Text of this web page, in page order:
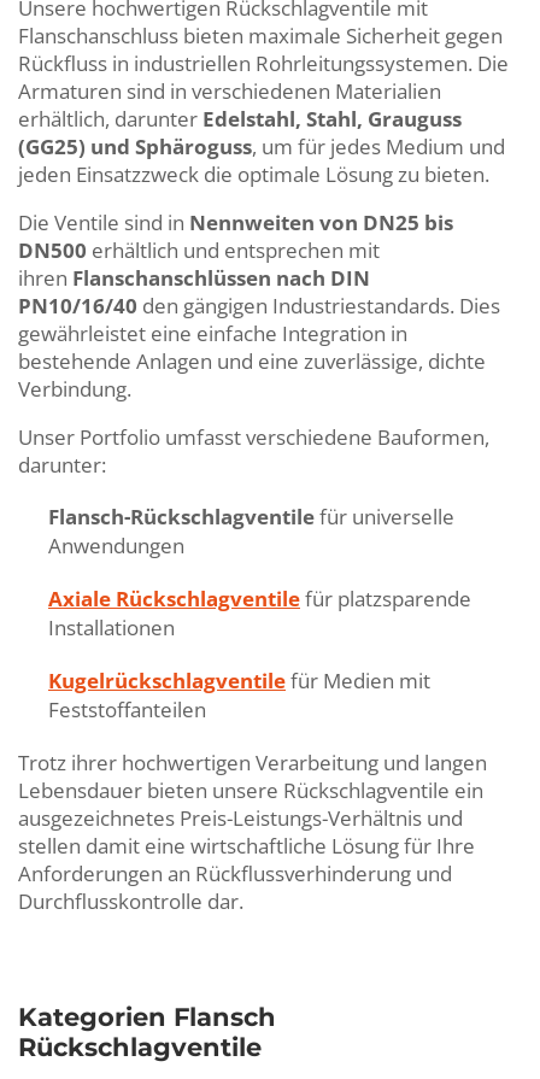
Unsere hochwertigen Rückschlagventile mit
Flanschanschluss bieten maximale Sicherheit gegen
Rückfluss in industriellen Rohrleitungssystemen. Die
Armaturen sind in verschiedenen Materialien
erhältlich, darunter Edelstahl, Stahl, Grauguss
(GG25) und Sphäroguss, um für jedes Medium und
jeden Einsatzzweck die optimale Lösung zu bieten.
Die Ventile sind in Nennweiten von DN25 bis
DN500 erhältlich und entsprechen mit
ihren Flanschanschlüssen nach DIN
PN10/16/40 den gängigen Industriestandards. Dies
gewährleistet eine einfache Integration in
bestehende Anlagen und eine zuverlässige, dichte
Verbindung.
Unser Portfolio umfasst verschiedene Bauformen,
darunter:
Flansch-Rückschlagventilefür universelle
Anwendungen
Axiale Rückschlagventilefür platzsparende
Installationen
Kugelrückschlagventilefür Medien mit
Feststoffanteilen
Trotz ihrer hochwertigen Verarbeitung und langen
Lebensdauer bieten unsere Rückschlagventile ein
ausgezeichnetes Preis-Leistungs-Verhältnis und
stellen damit eine wirtschaftliche Lösung für Ihre
Anforderungen an Rückflussverhinderung und
Durchflusskontrolle dar.
Kategorien Flansch
Rückschlagventile